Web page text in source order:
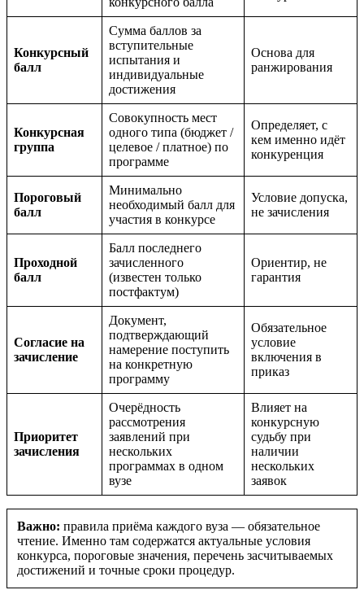
Конкурсный
балл
Сумма баллов за
вступительные
испытания и
индивидуальные
достижения
Основа для
ранжирования
Конкурсная
группа
Совокупность мест
одного типа (бюджет /
целевое / платное) по
программе
Определяет, с
кем именно идёт
конкуренция
Пороговый
балл
Минимально
необходимый балл для
участия в конкурсе
Условие допуска,
не зачисления
Проходной
балл
Балл последнего
зачисленного
(известен только
постфактум)
Ориентир, не
гарантия
Согласие на
зачисление
Документ,
подтверждающий
намерение поступить
на конкретную
программу
Обязательное
условие
включения в
приказ
Приоритет
зачисления
Очерёдность
рассмотрения
заявлений при
нескольких
программах в одном
вузе
Влияет на
конкурсную
судьбу при
наличии
нескольких
заявок
Важно: правила приёма каждого вуза — обязательное
чтение. Именно там содержатся актуальные условия
конкурса, пороговые значения, перечень засчитываемых
достижений и точные сроки процедур.